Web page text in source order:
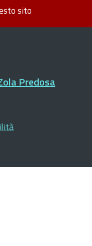
sito
Predosa